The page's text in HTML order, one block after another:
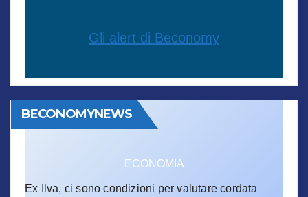
Gli alert di Beconomy
BECONOMYNEWS
ECONOMIA
Ex Ilva, ci sono condizioni per valutare cordata